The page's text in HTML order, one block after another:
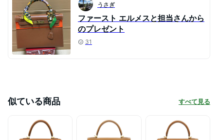
うさぎ
ファースト エルメスと担当さんから
のプレゼント
31
似ている商品 すべて見る